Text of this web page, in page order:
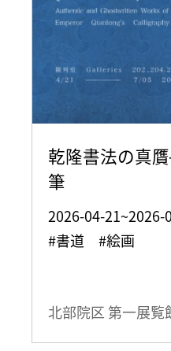
乾隆書法の真
筆
2026-04-21~2026-
#書道 #絵画
北部院区 第一展覧